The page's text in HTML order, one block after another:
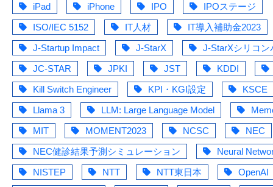
iPad
iPhone IPO
IPOステージ
ISO/IEC 5152
IT人材
IT導入補助金2023
J-Startup Impact
J-StarX
J-StarXシリコン
JC-STAR
JPKI JST
KDDI
Kill Switch Engineer
KPI・KGI設定
KSCE
Llama 3
LLM: Large Language Model
MIT
MOMENT2023 NCSC
NEC
NEC健診結果予測シミュレーション
Neural
NISTEP
NTT NTT東日本
OpenAI